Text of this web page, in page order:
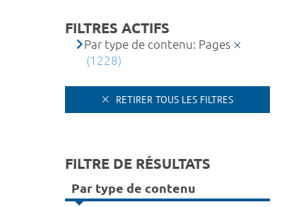
FILTRES ACTIFS
Par type de contenu: Pages
(1228)
RETIRER TOUS LES FILTRES
FILTRE DE RÉSULTATS
Par type de contenu